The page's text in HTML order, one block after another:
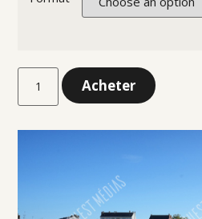
Acheter